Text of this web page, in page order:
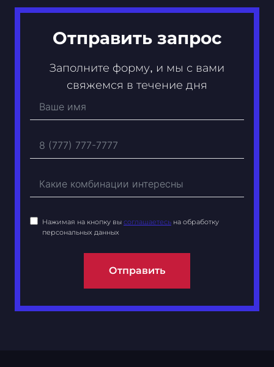
Отправить запрос
Заполните форму, и мы с вами
свяжемся в течение дня
Нажимая на кнопку вы соглашаетесь на обработку
персональных данных
Отправить